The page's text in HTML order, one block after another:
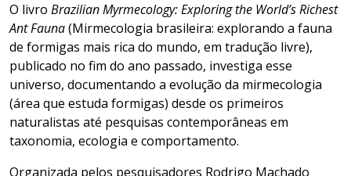
O livro Brazilian Myrmecology: Exploring the World’s Richest
Ant Fauna(Mirmecologia brasileira: explorando a fauna
de formigas mais rica do mundo, em tradução livre),
publicado no fim do ano passado, investiga esse
universo, documentando a evolução da mirmecologia
(área que estuda formigas) desde os primeiros
naturalistas até pesquisas contemporâneas em
taxonomia, ecologia e comportamento.
Organizada pelos pesquisadores Rodrigo Machado